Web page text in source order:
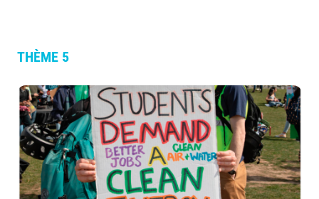
THÈME 5